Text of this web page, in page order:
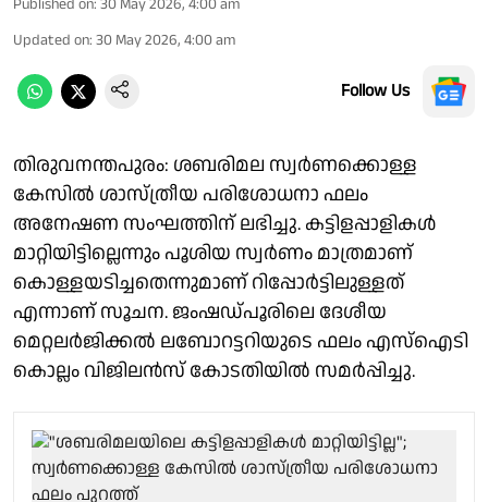
Updated on: 30 May 2026, 4:00 am
Follow Us
തിരുവനന്തപുരം: ശബരിമല സ്വർണക്കൊള്ള
കേസിൽ ശാസ്ത്രീയ പരിശോധനാ ഫലം
അനേഷണ സംഘത്തിന് ലഭിച്ചു. കട്ടിളപ്പാളികൾ
മാറ്റിയിട്ടില്ലെന്നും പൂശിയ സ്വർണം മാത്രമാണ്
കൊള്ളയടിച്ചതെന്നുമാണ് റിപ്പോർട്ടിലുള്ളത്
എന്നാണ് സൂചന. ജംഷഡ്‌പൂരിലെ ദേശീയ
മെറ്റലർജിക്കൽ ലബോറട്ടറിയുടെ ഫലം എസ്ഐടി
കൊല്ലം വിജിലൻസ് കോടതിയിൽ സമർപ്പിച്ചു.